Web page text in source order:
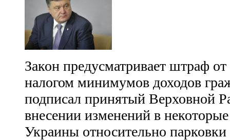
Закон предусматривает штраф
налогом минимумов доходов
подписал принятый Верховной
внесении изменений в
Украины относительно